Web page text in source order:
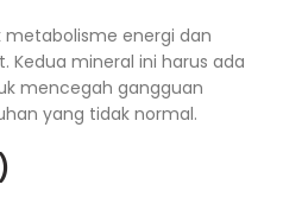
metabolisme energi dan
Kedua mineral ini harus ada
mencegah gangguan
yang tidak normal.